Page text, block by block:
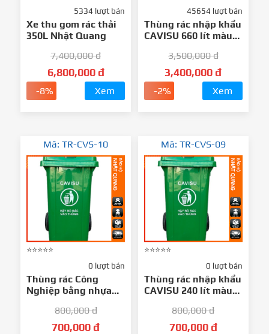
5334 lượt bán
Xe thu gom rác thải
350L Nhật Quang
7,400,000 đ
6,800,000 đ
-8% Xem
45654 lượt bán
Thùng rác nhập khẩu
CAVISU 660 lít màu
3,500,000 đ
3,400,000 đ
-2% Xem
Mã: TR-CVS-10
⭐⭐⭐⭐⭐
0 lượt bán
Thùng rác Công
Nghiệp bằng nhựa
800,000 đ
700,000 đ
Mã: TR-CVS-09
⭐⭐⭐⭐⭐
0 lượt bán
Thùng rác nhập khẩu
CAVISU 240 lít màu
800,000 đ
700,000 đ